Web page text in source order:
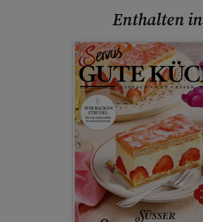
Enthalten in